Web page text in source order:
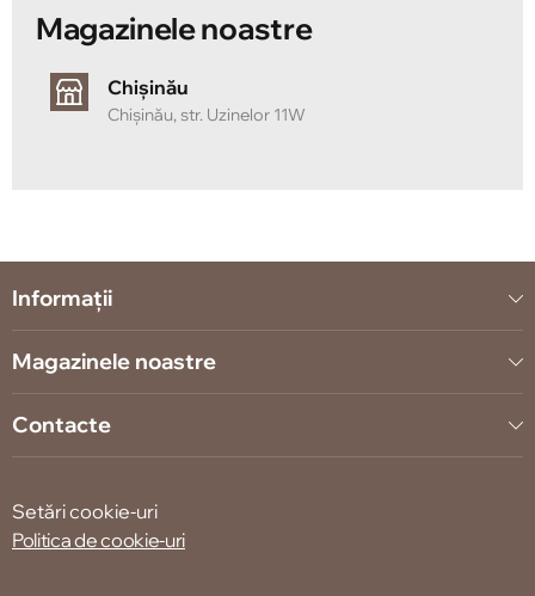
Magazinele noastre
Chișinău
Chișinău, str. Uzinelor 11W
Informații
Magazinele noastre
Contacte
Setări cookie-uri
Politica de cookie-uri